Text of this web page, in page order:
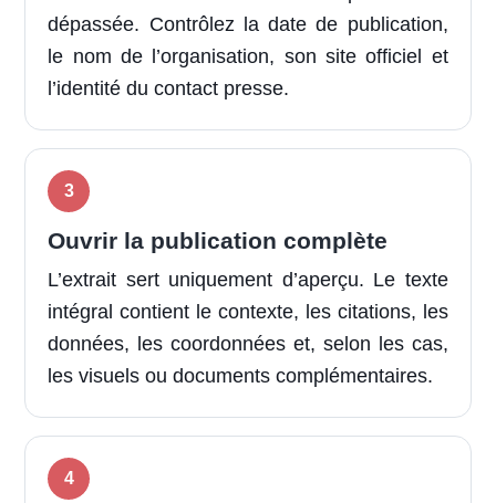
dépassée. Contrôlez la date de publication,
le nom de l’organisation, son site officiel et
l’identité du contact presse.
Ouvrir la publication complète
L’extrait sert uniquement d’aperçu. Le texte
intégral contient le contexte, les citations, les
données, les coordonnées et, selon les cas,
les visuels ou documents complémentaires.